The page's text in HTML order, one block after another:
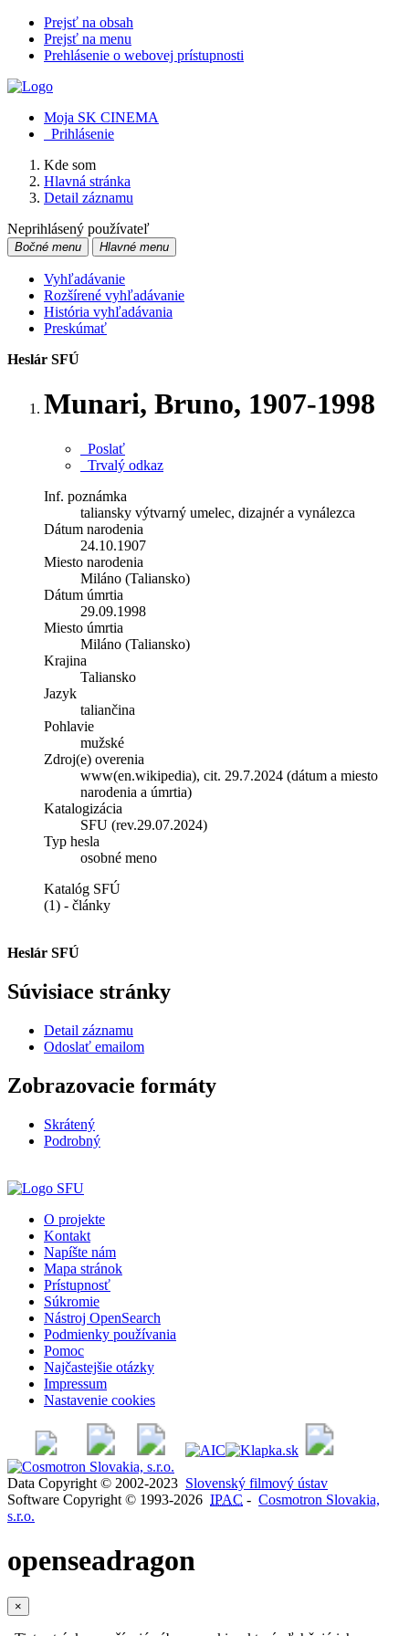
Prejsť na obsah
Prejsť na menu
Prehlásenie o webovej prístupnosti
Moja SK CINEMA
Prihlásenie
Kde som
Hlavná stránka
Detail záznamu
Neprihlásený používateľ
Bočné menu Hlavné menu
Vyhľadávanie
Rozšírené vyhľadávanie
História vyhľadávania
Preskúmať
Heslár SFÚ
Munari, Bruno, 1907-1998
Poslať
Trvalý odkaz
Inf. poznámka
taliansky výtvarný umelec, dizajnér a vynálezca
Dátum narodenia
24.10.1907
Miesto narodenia
Miláno (Taliansko)
Dátum úmrtia
29.09.1998
Miesto úmrtia
Miláno (Taliansko)
Krajina
Taliansko
Jazyk
taliančina
Pohlavie
mužské
Zdroj(e) overenia
www(en.wikipedia), cit. 29.7.2024 (dátum a miesto
narodenia a úmrtia)
Katalogizácia
SFU (rev.29.07.2024)
Typ hesla
osobné meno
Katalóg SFÚ
(1) - články
Heslár SFÚ
Súvisiace stránky
Detail záznamu
Odoslať emailom
Zobrazovacie formáty
Skrátený
Podrobný
O projekte
Kontakt
Napíšte nám
Mapa stránok
Prístupnosť
Súkromie
Nástroj OpenSearch
Podmienky používania
Pomoc
Najčastejšie otázky
Impressum
Nastavenie cookies
Data Copyright © 2002-2023 Slovenský filmový ústav
Software Copyright © 1993-2026 IPAC - Cosmotron Slovakia,
s.r.o.
openseadragon
×